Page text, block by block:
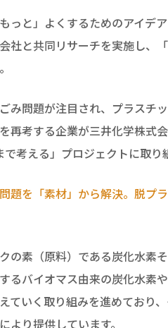
っと」よくするためのアイデ
社と共同リサーチを実施し、
み問題が注目され、プラスチ
再考する企業が三井化学株式
考える」プロジェクトに取り
題を「素材」から解決。脱プ
の素（原料）である炭化水素
るバイオマス由来の炭化水素
ていく取り組みを進めており
より提供しています。